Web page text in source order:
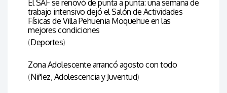
El SAF se renovó de punta a punta: una semana de
trabajo intensivo dejó el Salón de Actividades
Físicas de Villa Pehuenia Moquehue en las
mejores condiciones
(Deportes)
Zona Adolescente arrancó agosto con todo
(Niñez, Adolescencia y Juventud)